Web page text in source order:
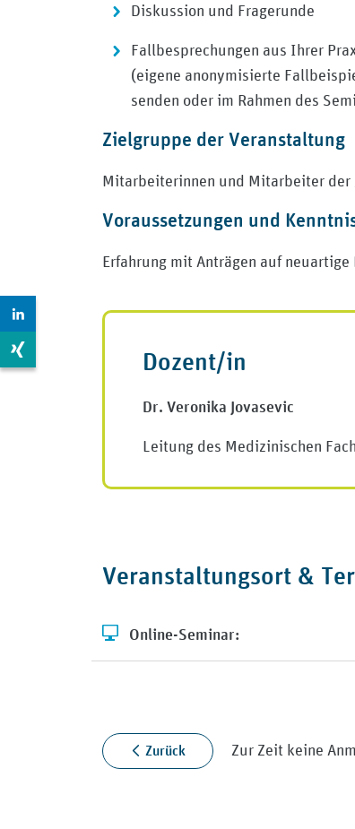
Zur LinkedIn Seite: https://de.linkedin.com/
Diskussion und Fragerunde
Fallbesprechungen aus Ihrer
(eigene anonymisierte
senden oder im Rahmen des
Zielgruppe der Veranstaltung
Mitarbeiterinnen und Mitarbeiter der
Voraussetzungen und
Erfahrung mit Anträgen auf
Dozent/in
Dr. Veronika Jovasevic
Leitung des Medizinischen
Veranstaltungsort &
Online-Seminar:
Zurück Zur Zeit keine